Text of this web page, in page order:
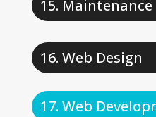
Maintenance
Web Design
Web